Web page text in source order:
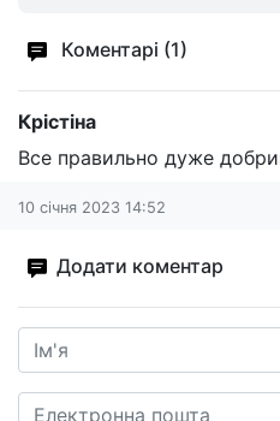
Коментарі (1)
Крістіна
Все правильно дуже
10 січня 2023 14:52
Додати коментар